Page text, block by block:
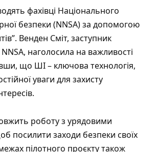
фахівці Національного
безпеки (NNSA) за допомогою
Венден Сміт, заступник
наголосила на важливості
що ШІ – ключова технологія,
уваги для захисту
роботу з урядовими
посилити заходи безпеки своїх
пілотного проєкту також